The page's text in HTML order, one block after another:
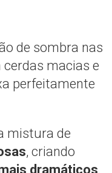
de sombra nas
macias e
perfeitamente
mistura de
, criando
dramáticos.